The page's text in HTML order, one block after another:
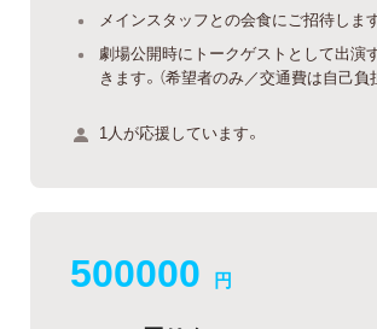
メインスタッフとの会食にご招待しま
劇場公開時にトークゲストとして出演
きます。（希望者のみ／交通費は自己負
1人が応援しています。
500000 円